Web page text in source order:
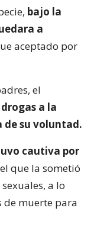
bajo la
a
aceptado por
el
a la
su voluntad.
cautiva por
que la sometió
a lo
de muerte para